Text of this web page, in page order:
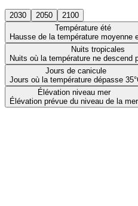
2030 2050
2100
Température été
Hausse de la température moyenne
Nuits tropicales
Nuits où la température ne descend
Jours de canicule
Jours où la température dépasse
Élévation niveau mer
Élévation prévue du niveau de la mer